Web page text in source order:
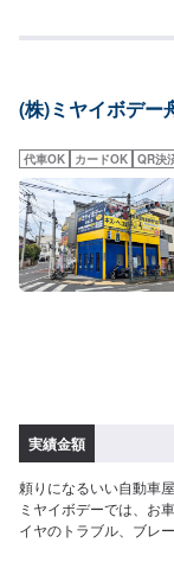
などお客様の大切な愛
ンガス交換機有！最新
い！
【2】お見積り【3】お
次第納車-----------パーツ
す。オファーにて詳細
曜日、祝日営業時間：
(株)ミヤイボデー
代車OK カードOK QR決
実績金額
頼りになるいい自動車
ミヤイボデーでは、お
イヤのトラブル、ブレ